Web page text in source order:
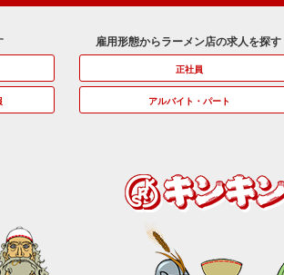
雇用形態からラーメン店の求人を探す
正社員
アルバイト・パート